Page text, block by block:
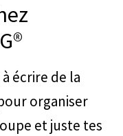
écrire de la
organiser
et juste tes